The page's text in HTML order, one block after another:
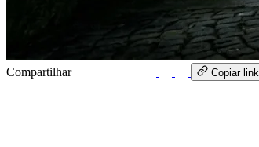
Compartilhar Copiar link